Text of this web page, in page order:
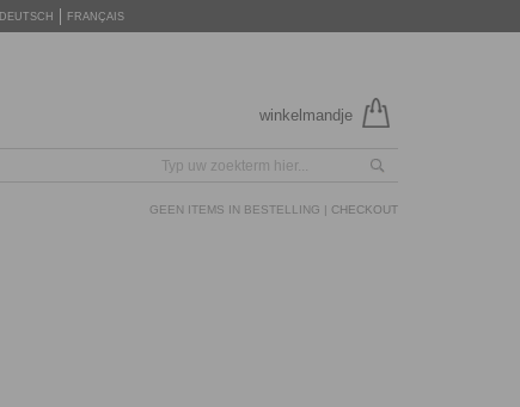
DEUTSCH FRANÇAIS
winkelmandje
GEEN ITEMS IN BESTELLING | CHECKOUT